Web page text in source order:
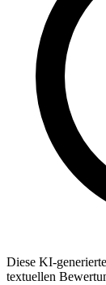
Diese KI-
textuellen